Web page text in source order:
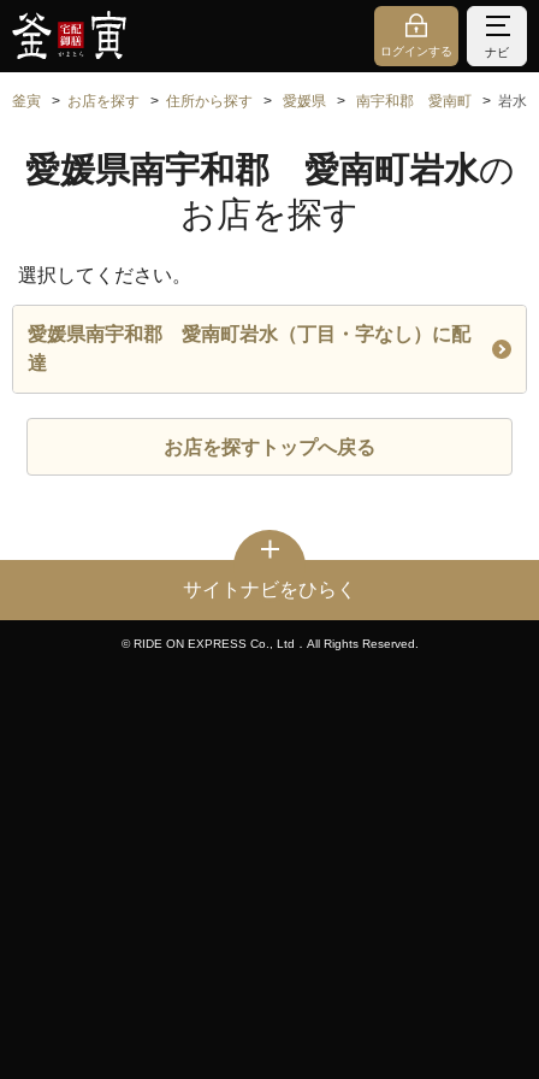
ログインする ナビ
釜寅 お店を探す 住所から探す 愛媛県 南宇和郡 愛南町 岩水
愛媛県南宇和郡 愛南町岩水の
お店を探す
選択してください。
愛媛県南宇和郡 愛南町岩水（丁目・字なし）に配
達
お店を探すトップへ戻る
サイトナビをひらく
© RIDE ON EXPRESS Co., Ltd．All Rights Reserved.